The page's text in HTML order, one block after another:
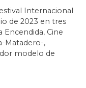
Internacional
de 2023 en tres
Encendida, Cine
Matadero-,
modelo de